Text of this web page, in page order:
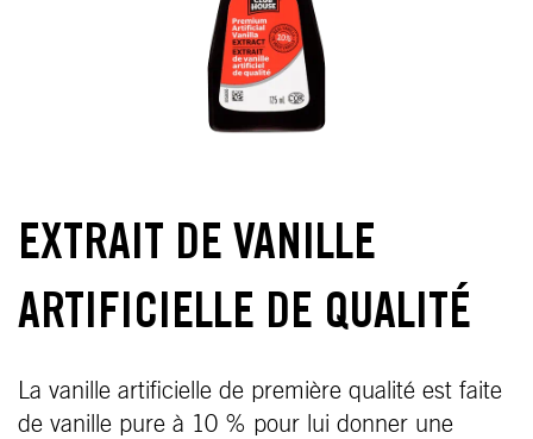
EXTRAIT DE VANILLE
ARTIFICIELLE DE QUALITÉ
La vanille artificielle de première qualité est faite
de vanille pure à 10 % pour lui donner une